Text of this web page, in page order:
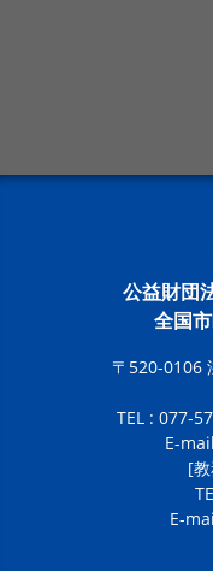
公益財団
全国
〒520-0106
TEL : 077-
E-
[
E-